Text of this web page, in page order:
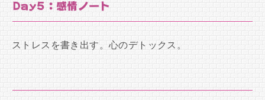
Day5：感情ノート
ストレスを書き出す。心のデトックス。